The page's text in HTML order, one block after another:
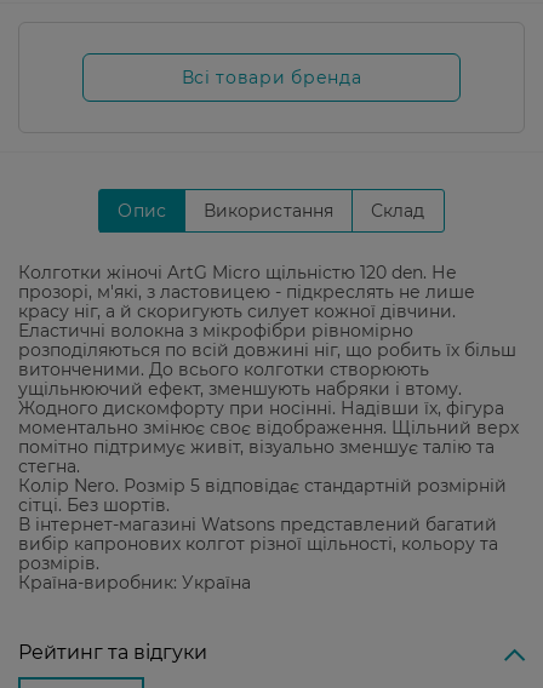
Всі товари бренда
Опис Використання Склад
Колготки жіночі ArtG Micro щільністю 120 den. Не
прозорі, м'які, з ластовицею - підкреслять не лише
красу ніг, а й скоригують силует кожної дівчини.
Еластичні волокна з мікрофібри рівномірно
розподіляються по всій довжині ніг, що робить їх більш
витонченими. До всього колготки створюють
ущільнюючий ефект, зменшують набряки і втому.
Жодного дискомфорту при носінні. Надівши їх, фігура
моментально змінює своє відображення. Щільний верх
помітно підтримує живіт, візуально зменшує талію та
стегна.
Колір Nero. Розмір 5 відповідає стандартній розмірній
сітці. Без шортів.
В інтернет-магазині Watsons представлений багатий
вибір капронових колгот різної щільності, кольору та
розмірів.
Країна-виробник: Україна
Рейтинг та відгуки